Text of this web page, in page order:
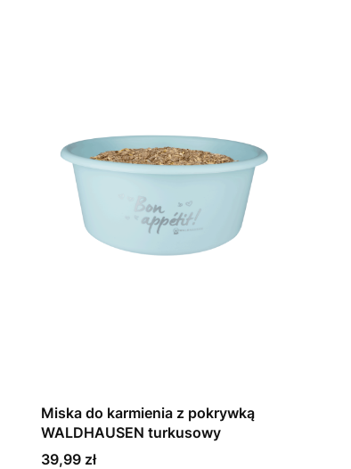
Miska do karmienia z pokrywką
WALDHAUSEN turkusowy
Cena
39,99 zł